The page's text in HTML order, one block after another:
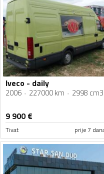
Iveco - daily
2006 227000 km 2998 cm3
9 900€
Tivat prije 7